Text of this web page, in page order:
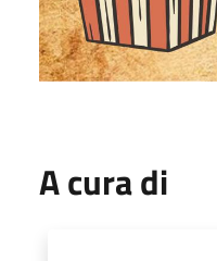
A cura di